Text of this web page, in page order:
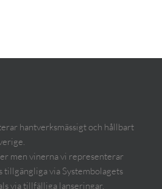
hantverksmässigt och hållbart
men vinerna vi representerar
tillgängliga via Systembolagets
via tillfälliga lanseringar.